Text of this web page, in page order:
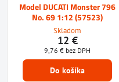
Model DUCATI Monster 796
No. 69 1:12 (57523)
Skladom
12 €
9,76 € bez DPH
Do košíka